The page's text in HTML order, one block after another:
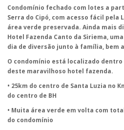
Condomínio fechado com lotes a
Serra do Cipó, com acesso fácil pela
área verde preservada. Ainda mais
Hotel Fazenda Canto da Siriema,
dia de diversão junto à família, bem
O condomínio está localizado
deste maravilhoso hotel fazenda.
• 25km do centro de Santa Luzia no
do centro de BH
• Muita área verde em volta com
do condomínio